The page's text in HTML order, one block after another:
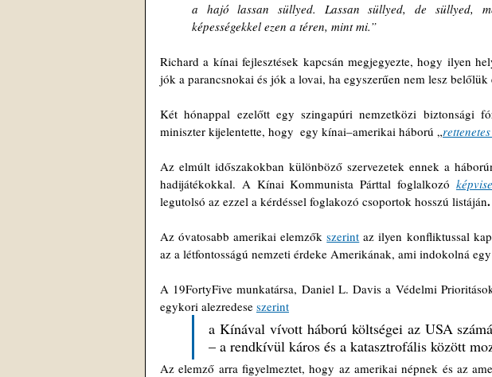
a hajó lassan süllyed. Lassan süllyed, de süllyed,
képességekkel ezen a téren, mint mi.”
Richard a kínai fejlesztések kapcsán megjegyezte, hogy ilyen
jók a parancsnokai és jók a lovai, ha egyszerűen nem lesz belőlük
Két hónappal ezelőtt egy szingapúri nemzetközi biztonsági
miniszter kijelentette, hogy  egy kínai–amerikai háború „
Az elmúlt időszakokban különböző szervezetek ennek a
hadijátékokkal. A Kínai Kommunista Párttal foglalkozó
legutolsó az ezzel a kérdéssel foglakozó csoportok hosszú listáján.
Az óvatosabb amerikai elemzők szerint az ilyen konfliktussal
az a létfontosságú nemzeti érdeke Amerikának, ami indokolná
A 19FortyFive munkatársa, Daniel L. Davis a Védelmi
egykori alezredese szerint
a Kínával vívott háború költségei az USA
– a rendkívül káros és a katasztrofális között
Az elemző arra figyelmeztet, hogy az amerikai népnek és az